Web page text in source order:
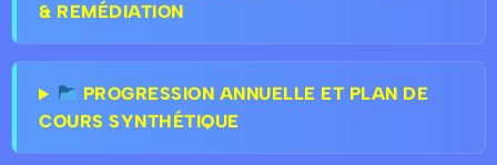
& REMÉDIATION
PROGRESSION ANNUELLE ET PLAN DE
COURS SYNTHÉTIQUE